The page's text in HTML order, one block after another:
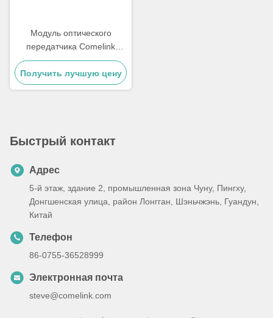
Модуль оптического
передатчика Comelink
800G OSFP DR8 LPO,
совместим с 800GBASE 2 x
DR4/DR8 Модуль
Получить лучшую цену
Быстрый контакт
Адрес
5-й этаж, здание 2, промышленная зона Чуну, Пингху,
Донгшенская улица, район Лонгган, Шэньчжэнь, Гуандун,
Китай
Телефон
86-0755-36528999
Электронная почта
steve@comelink.com